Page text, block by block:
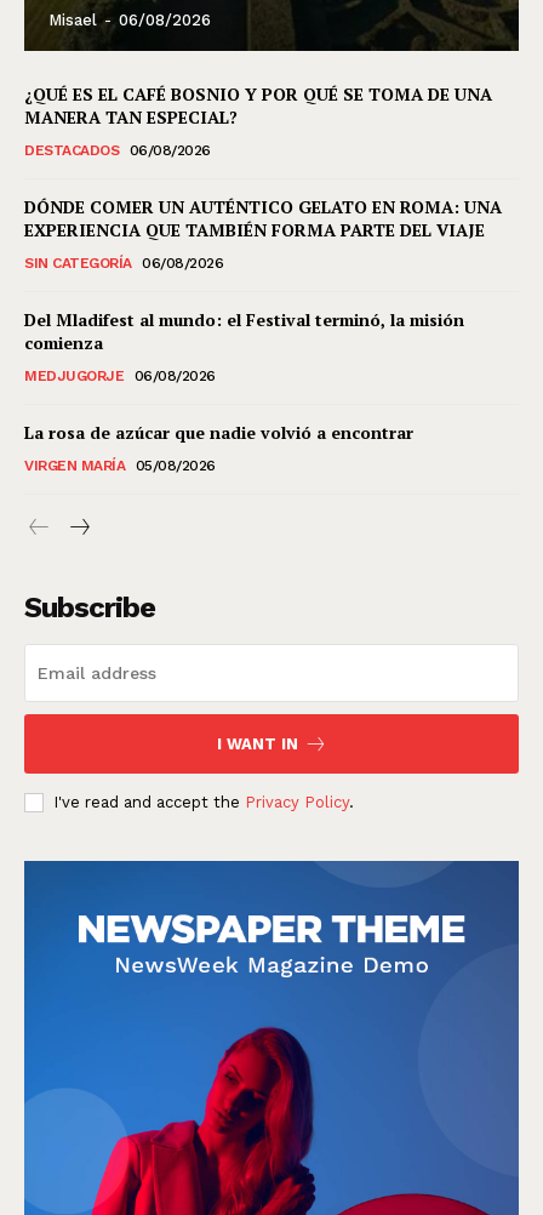
Misael - 06/08/2026
¿QUÉ ES EL CAFÉ BOSNIO Y POR QUÉ SE TOMA DE UNA
MANERA TAN ESPECIAL?
DESTACADOS 06/08/2026
DÓNDE COMER UN AUTÉNTICO GELATO EN ROMA: UNA
EXPERIENCIA QUE TAMBIÉN FORMA PARTE DEL VIAJE
SIN CATEGORÍA 06/08/2026
Del Mladifest al mundo: el Festival terminó, la misión
comienza
MEDJUGORJE 06/08/2026
La rosa de azúcar que nadie volvió a encontrar
VIRGEN MARÍA 05/08/2026
Subscribe
I WANT IN
I've read and accept the Privacy Policy.